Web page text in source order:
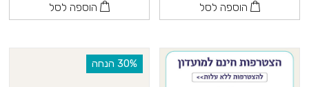
הוספה לסל הוספה לסל
‫30% הנחה